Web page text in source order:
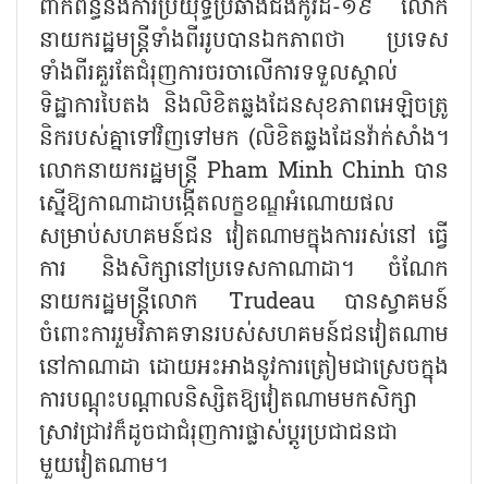
ពាក់ព័ន្ធនឹងការប្រយុទ្ធប្រឆាំងជំងឺកូវីដ-១៩ លោក
នាយករដ្ឋមន្ត្រីទាំងពីររូបបានឯកភាពថា ប្រទេស
ទាំងពីរគួរតែជំរុញការចរចាលើការទទួលស្គាល់
ទិដ្ឋាការបៃតង និងលិខិតឆ្លងដែនសុខភាពអេឡិចត្រូ
និករបស់គ្នាទៅវិញទៅមក (លិខិតឆ្លងដែនវ៉ាក់សាំង។
លោកនាយករដ្ឋមន្ត្រី Pham Minh Chinh បាន
ស្នើឱ្យកាណាដាបង្កើតលក្ខខណ្ឌអំណោយផល
សម្រាប់សហគមន៍ជន វៀតណាមក្នុងការរស់នៅ ធ្វើ
ការ និងសិក្សានៅប្រទេសកាណាដា។ ចំណែក
នាយករដ្ឋមន្ត្រីលោក Trudeau បានស្វាគមន៍
ចំពោះការរួមវិភាគទានរបស់សហគមន៍ជនវៀតណាម
នៅកាណាដា ដោយអះអាងនូវការត្រៀមជាស្រេចក្នុង
ការបណ្ដុះបណ្ដាលនិស្សិតឱ្យវៀតណាមមកសិក្សា
ស្រាវជ្រាវក៏ដូចជាជំរុញការផ្លាស់ប្តូរប្រជាជនជា
មួយវៀតណាម។